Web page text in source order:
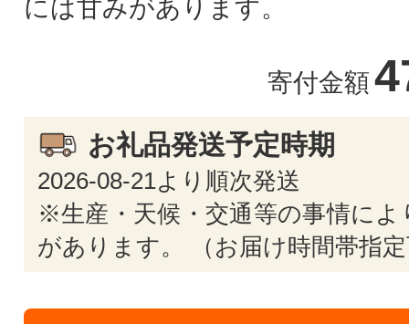
には甘みがあります。
寄付金額
お礼品発送予定時期
2026-08-21より順次発送
※生産・天候・交通等の事情によ
があります。 （お届け時間帯指